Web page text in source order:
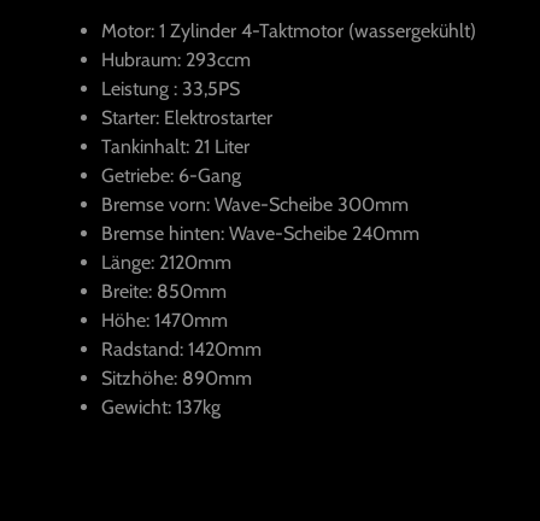
Motor: 1 Zylinder 4-Taktmotor (wassergekühlt)
Hubraum: 293ccm
Leistung : 33,5PS
Starter: Elektrostarter
Tankinhalt: 21 Liter
Getriebe: 6-Gang
Bremse vorn: Wave-Scheibe 300mm
Bremse hinten: Wave-Scheibe 240mm
Länge: 2120mm
Breite: 850mm
Höhe: 1470mm
Radstand: 1420mm
Sitzhöhe: 890mm
Gewicht: 137kg